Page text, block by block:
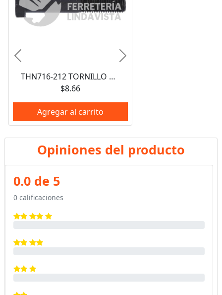
THN716-212 TORNILLO CABEZA HEXAGONAL 7/16" X 2-1/2" NEGRO CON VASTAGO GRADO 5 NACIONAL
$8.66
Agregar al carrito
Anterior Siguiente
Opiniones del producto
0.0 de 5
0 calificaciones